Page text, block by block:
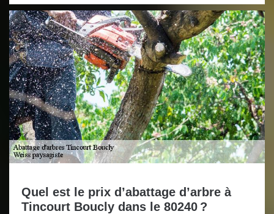
Quel est le prix d’abattage d’arbre à
Tincourt Boucly dans le 80240 ?